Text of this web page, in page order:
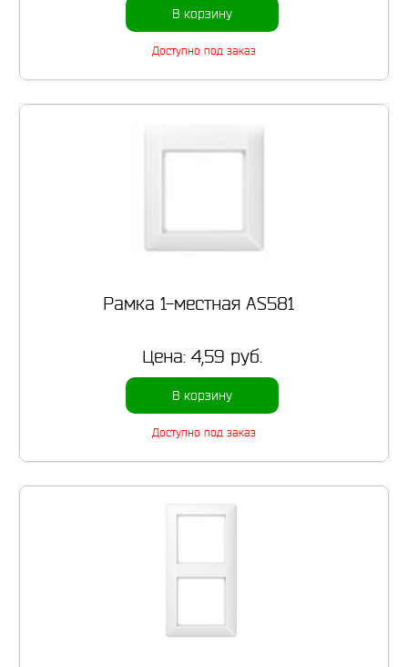
В корзину
Доступно под заказ
Рамка 1-местная AS581
Цена: 4,59 руб.
В корзину
Доступно под заказ